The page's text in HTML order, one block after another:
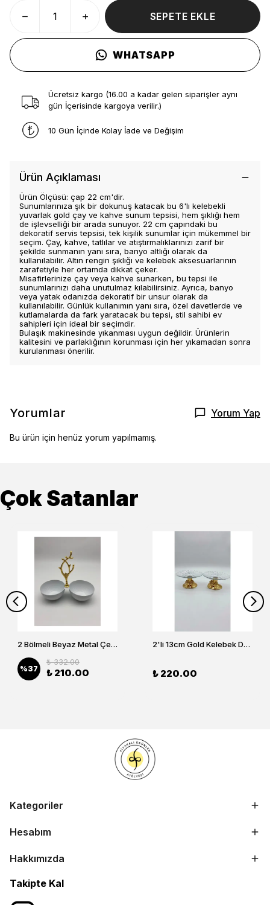
SEPETE EKLE
WHATSAPP
Ücretsiz kargo (16.00 a kadar gelen siparişler aynı
gün İçerisinde kargoya verilir.)
10 Gün İçinde Kolay İade ve Değişim
Ürün Açıklaması
Ürün Ölçüsü: çap 22 cm'dir.
Sunumlarınıza şık bir dokunuş katacak bu 6'lı kelebekli
yuvarlak gold çay ve kahve sunum tepsisi, hem şıklığı hem
de işlevselliği bir arada sunuyor. 22 cm çapındaki bu
dekoratif servis tepsisi, tek kişilik sunumlar için mükemmel bir
seçim. Çay, kahve, tatlılar ve atıştırmalıklarınızı zarif bir
şekilde sunmanın yanı sıra, banyo altlığı olarak da
kullanılabilir. Altın rengin şıklığı ve kelebek aksesuarlarının
zarafetiyle her ortamda dikkat çeker.
Misafirlerinize çay veya kahve sunarken, bu tepsi ile
sunumlarınızı daha unutulmaz kılabilirsiniz. Ayrıca, banyo
veya yatak odanızda dekoratif bir unsur olarak da
kullanılabilir. Günlük kullanımın yanı sıra, özel davetlerde ve
kutlamalarda da fark yaratacak bu tepsi, stil sahibi ev
sahipleri için ideal bir seçimdir.
Bulaşık makinesinde yıkanması uygun değildir. Ürünlerin
kalitesini ve parlaklığının korunması için her yıkamadan sonra
kurulanması önerilir.
Yorumlar Yorum Yap
Bu ürün için henüz yorum yapılmamış.
Çok Satanlar
2 Bölmeli Beyaz Metal Çerezlik, Altın Dallı Çerez Tabağı
%37
₺ 332.00
₺ 210.00
2'li 13cm Gold Kelebek Detaylı Metal Ayaklı Cam Lokumluk , Sunumluk , Şekerlik, Çerezlik
₺ 220.00
Kategoriler
Hesabım
Hakkımızda
Takipte Kal